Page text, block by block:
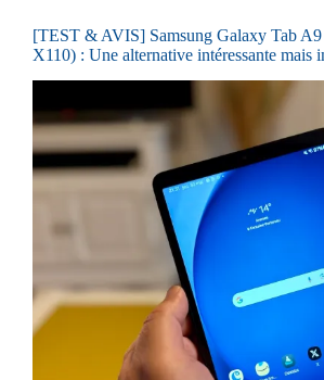
[TEST & AVIS] Samsung Galaxy Tab
X110) : Une alternative intéressante mais